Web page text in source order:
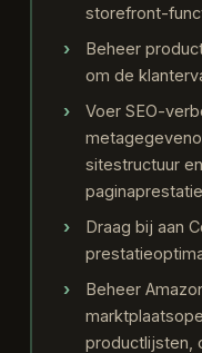
storefront-
Beheer
om de
Voer SEO-
sitestructuur en
Draag bij aan
Beheer
productlijsten,